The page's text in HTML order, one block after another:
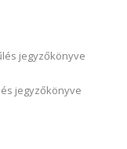
jegyzőkönyve
jegyzőkönyve